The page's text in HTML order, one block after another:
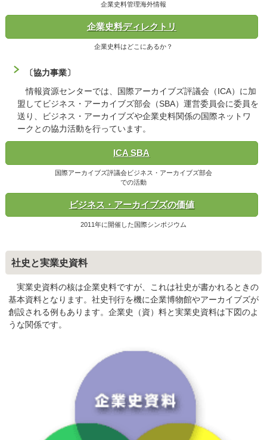
企業史料管理海外情報
企業史料ディレクトリ
企業史料はどこにあるか？
〔協力事業〕
情報資源センターでは、国際アーカイブズ評議会（ICA）に加
盟してビジネス・アーカイブズ部会（SBA）運営委員会に委員を
送り、ビジネス・アーカイブズや企業史料関係の国際ネットワ
ークとの協力活動を行っています。
ICA SBA
国際アーカイブズ評議会ビジネス・アーカイブズ部会
での活動
ビジネス・アーカイブズの価値
2011年に開催した国際シンポジウム
社史と実業史資料
実業史資料の核は企業史料ですが、これは社史が書かれるときの
基本資料となります。社史刊行を機に企業博物館やアーカイブズが
創設される例もあります。企業史（資）料と実業史資料は下図のよ
うな関係です。